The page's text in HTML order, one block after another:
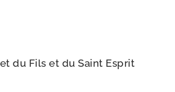
du Fils et du Saint Esprit